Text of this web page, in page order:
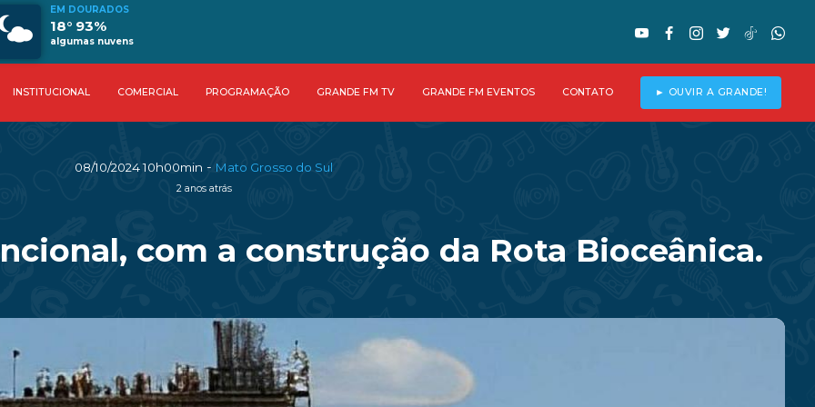
EM DOURADOS
18° 93%
algumas nuvens
INSTITUCIONAL COMERCIAL PROGRAMAÇÃO GRANDE FM TV GRANDE FM EVENTOS CONTATO ► OUVIR A GRANDE!
08/10/2024 10h00min - Mato Grosso do Sul
2 anos atrás
com a construção da Rota Bioceânica.